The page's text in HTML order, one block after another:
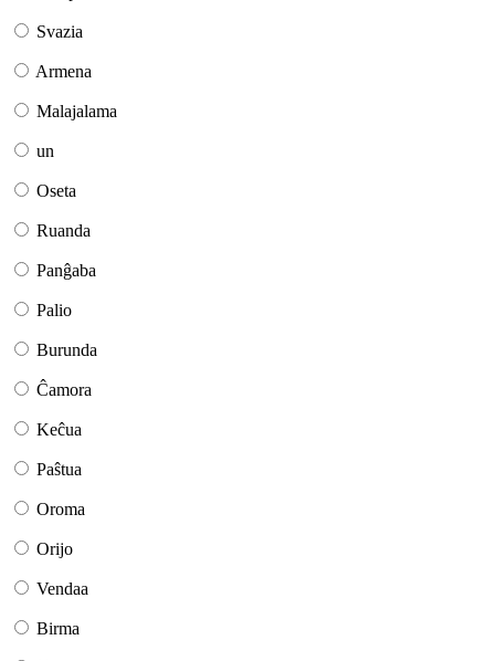
Svazia
Armena
Malajalama
un
Oseta
Ruanda
Panĝaba
Palio
Burunda
Ĉamora
Keĉua
Paŝtua
Oroma
Orijo
Vendaa
Birma